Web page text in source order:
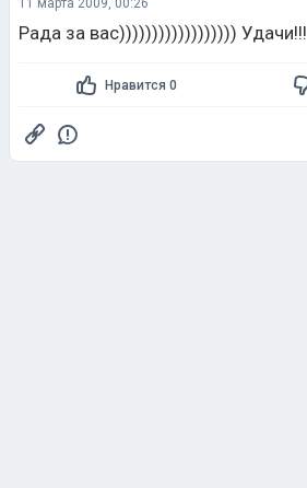
11 марта 2009, 00:26
Рада за вас)))))))))))))))))) Удачи!!!
Нравится 0